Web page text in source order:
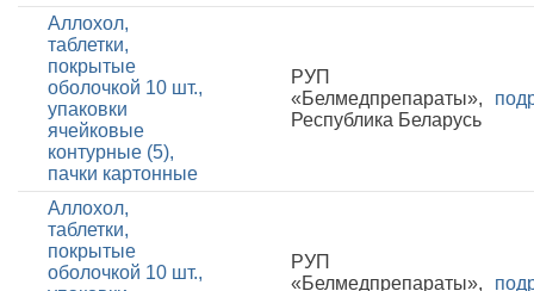
Аллохол,
таблетки,
покрытые
оболочкой 10 шт.,
упаковки
ячейковые
контурные (5),
пачки картонные
РУП
«Белмедпрепараты»,
Республика Беларусь
Аллохол,
таблетки,
покрытые
оболочкой 10 шт.,
РУП
«Белмедпрепараты»,